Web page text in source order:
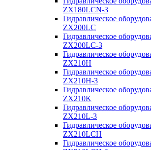
ZX180LCN-3
Гидравлическое
ZX200LC
Гидравлическое
ZX200LC-3
Гидравлическое
ZX210H
Гидравлическое
ZX210H-3
Гидравлическое
ZX210K
Гидравлическое
ZX210L-3
Гидравлическое
ZX210LCH
Гидравлическое